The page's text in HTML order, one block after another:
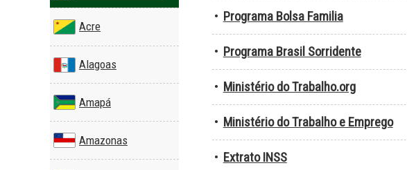
Acre
Alagoas
Amapá
Amazonas
• Programa Bolsa Familia
• Programa Brasil Sorridente
• Ministério do Trabalho.org
• Ministério do Trabalho e Emprego
• Extrato INSS